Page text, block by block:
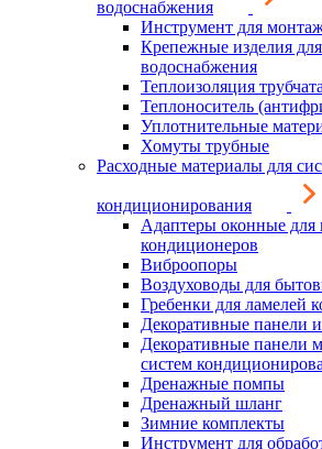
водоснабжения
Инструмент для
Крепежные изделия
водоснабжения
Теплоизоляция
Теплоноситель
Уплотнительные
Хомуты трубные
Расходные материалы для
кондиционирования
Адаптеры оконные
кондиционеров
Виброопоры
Воздуховоды для
Гребенки для ламелей
Декоративные панели
Декоративные панели
систем
Дренажные помпы
Дренажный шланг
Зимние комплекты
Инструмент для